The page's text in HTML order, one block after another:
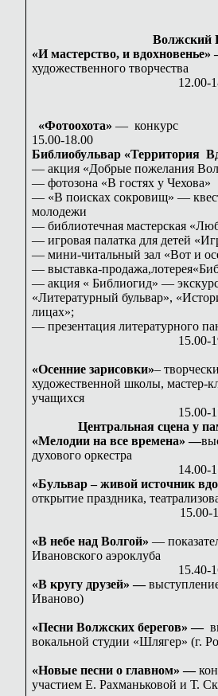
Волжский
«И мастерство, и
художественного творчества
12.00-
«Фотоохота» — конкурс
15.00-18.00
Библиобульвар «Территория
— акция «Добрые пожелания
— фотозона «В гостях у Чехова»
— «В поисках сокровищ» —
молодежи
— библиотечная мастерская
— игровая палатка для детей
— мини-читальный зал «Вот и
— выставка-
— акция « Библиогид» —
«Литературный бульвар»,
лицах»;
— презентация литературного
15.00-
«Осенние зарисовки»–
художественной школы, мастер-
учащихся
15.00-
Центральная сцена у
«Мелодии на все времена» —
духового оркестра
14.00-
«Бульвар – живой источник
открытие праздника,
15.00-
«В небе над Волгой»—
Ивановского аэроклуба
15.40-
«В кругу друзей» —
Иваново)
«Песни Волжских берегов» —
вокальной студии «Шлягер» (г.
«Новые песни о главном» —
участием Е. Рахманьковой и Т.